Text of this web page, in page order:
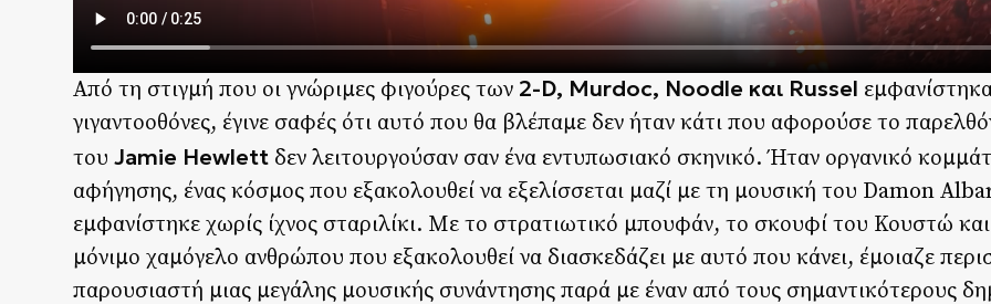
Από τη στιγμή που οι γνώριμες φιγούρες των 2-D, Murdoc, Noodle και Russel
γιγαντοοθόνες, έγινε σαφές ότι αυτό που θα βλέπαμε δεν ήταν κάτι που αφορούσε το
τουJamie Hewlett δεν λειτουργούσαν σαν ένα εντυπωσιακό σκηνικό. Ήταν οργανικό
αφήγησης, ένας κόσμος που εξακολουθεί να εξελίσσεται μαζί με τη μουσική του Damon
εμφανίστηκε χωρίς ίχνος σταριλίκι. Με το στρατιωτικό μπουφάν, το σκουφί του Κουστώ και
μόνιμο χαμόγελο ανθρώπου που εξακολουθεί να διασκεδάζει με αυτό που κάνει, έμοιαζε
παρουσιαστή μιας μεγάλης μουσικής συνάντησης παρά με έναν από τους σημαντικότερους